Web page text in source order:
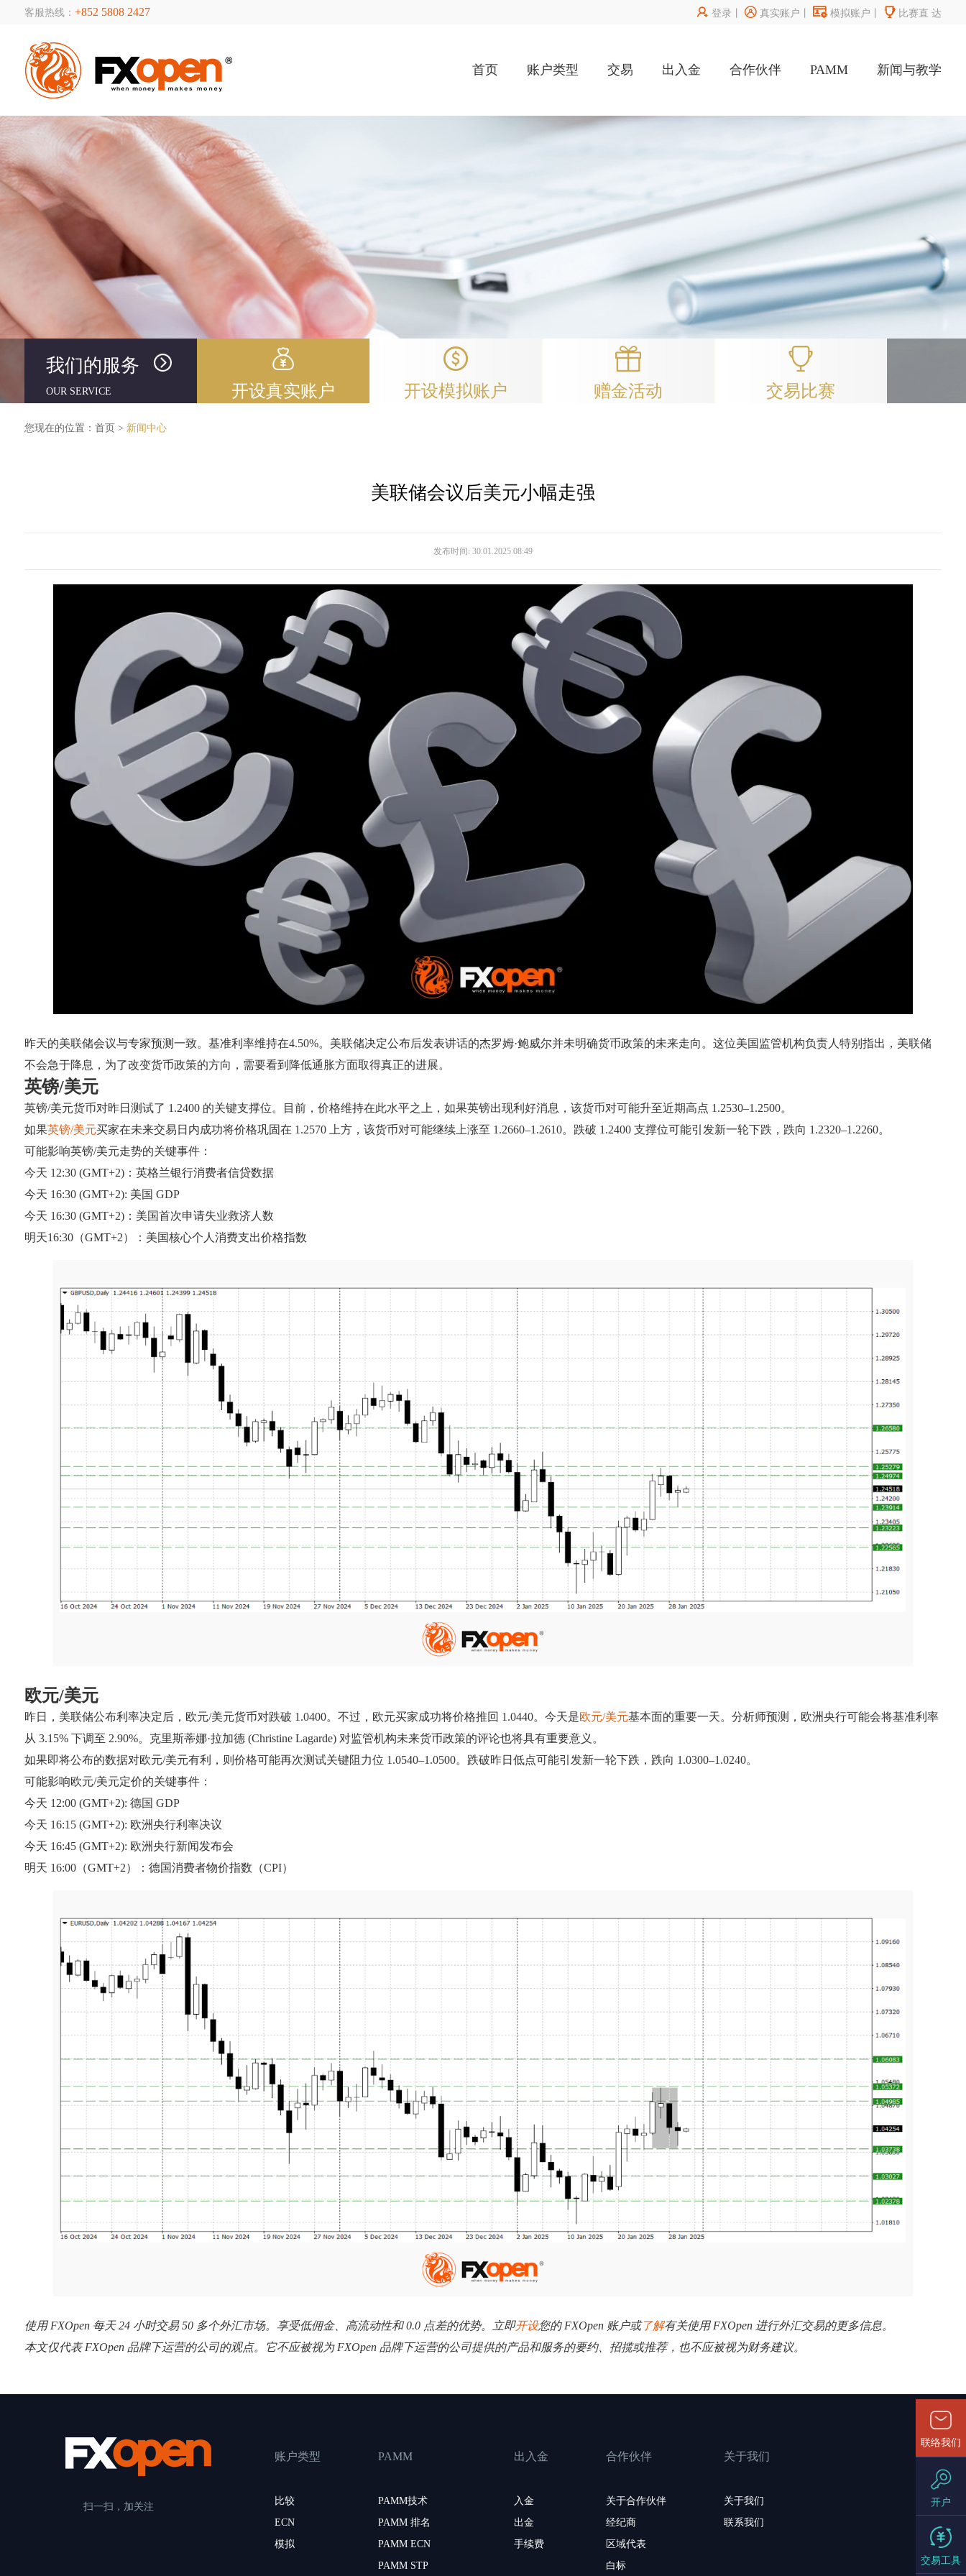
客服热线： +852 5808 2427  登录 丨 真实账户  模拟账户  比赛直 达
首页 账户类型 交易 出入金 合作伙伴 PAMM 新闻与教学
我们的服务
OUR SERVICE 开设真实账户 开设模拟账户 赠金活动 交易比赛
您现在的位置： 首页 > 新闻中心
美联储会议后美元小幅走强
发布时间: 30.01.2025 08:49
昨天的美联储会议与专家预测一致。基准利率维持在4.50%。美联储决定公布后发表讲话的杰罗姆·鲍威尔并未明确货币政策的未来走向。这位美国监管机构负责人特别指出，美联储
不会急于降息，为了改变货币政策的方向，需要看到降低通胀方面取得真正的进展。
英镑/美元
英镑/美元货币对昨日测试了 1.2400 的关键支撑位。目前，价格维持在此水平之上，如果英镑出现利好消息，该货币对可能升至近期高点 1.2530–1.2500。
如果英镑/美元买家在未来交易日内成功将价格巩固在 1.2570 上方，该货币对可能继续上涨至 1.2660–1.2610。跌破 1.2400 支撑位可能引发新一轮下跌，跌向 1.2320–1.2260。
可能影响英镑/美元走势的关键事件：
今天 12:30 (GMT+2)：英格兰银行消费者信贷数据
今天 16:30 (GMT+2): 美国 GDP
今天 16:30 (GMT+2)：美国首次申请失业救济人数
明天16:30（GMT+2）：美国核心个人消费支出价格指数
欧元/美元
昨日，美联储公布利率决定后，欧元/美元货币对跌破 1.0400。不过，欧元买家成功将价格推回 1.0440。今天是欧元/美元基本面的重要一天。分析师预测，欧洲央行可能会将基准利率
从 3.15% 下调至 2.90%。克里斯蒂娜·拉加德 (Christine Lagarde) 对监管机构未来货币政策的评论也将具有重要意义。
如果即将公布的数据对欧元/美元有利，则价格可能再次测试关键阻力位 1.0540–1.0500。跌破昨日低点可能引发新一轮下跌，跌向 1.0300–1.0240。
可能影响欧元/美元定价的关键事件：
今天 12:00 (GMT+2): 德国 GDP
今天 16:15 (GMT+2): 欧洲央行利率决议
今天 16:45 (GMT+2): 欧洲央行新闻发布会
明天 16:00（GMT+2）：德国消费者物价指数（CPI）
使用 FXOpen 每天 24 小时交易 50 多个外汇市场。享受低佣金、高流动性和 0.0 点差的优势。立即开设您的 FXOpen 账户或了解有关使用 FXOpen 进行外汇交易的更多信息。
本文仅代表 FXOpen 品牌下运营的公司的观点。它不应被视为 FXOpen 品牌下运营的公司提供的产品和服务的要约、招揽或推荐，也不应被视为财务建议。
扫一扫，加关注
账户类型
比较
ECN
模拟
PAMM
PAMM技术
PAMM 排名
PAMM ECN
PAMM STP
出入金
入金
出金
手续费
合作伙伴
关于合作伙伴
经纪商
区域代表
白标
关于我们
关于我们
联系我们
联络我们
开户
交易工具